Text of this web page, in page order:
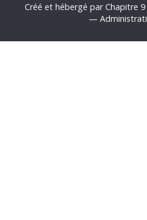
Créé et hébergé par Chapitre 9
—